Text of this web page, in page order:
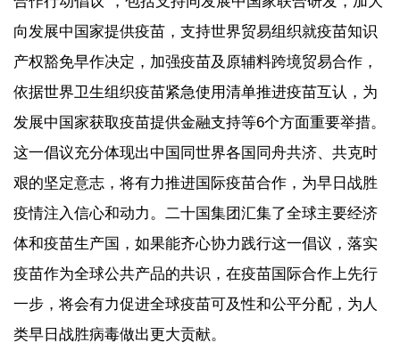
向发展中国家提供疫苗，支持世界贸易组织就疫苗知识
产权豁免早作决定，加强疫苗及原辅料跨境贸易合作，
依据世界卫生组织疫苗紧急使用清单推进疫苗互认，为
发展中国家获取疫苗提供金融支持等6个方面重要举措。
这一倡议充分体现出中国同世界各国同舟共济、共克时
艰的坚定意志，将有力推进国际疫苗合作，为早日战胜
疫情注入信心和动力。二十国集团汇集了全球主要经济
体和疫苗生产国，如果能齐心协力践行这一倡议，落实
疫苗作为全球公共产品的共识，在疫苗国际合作上先行
一步，将会有力促进全球疫苗可及性和公平分配，为人
类早日战胜病毒做出更大贡献。